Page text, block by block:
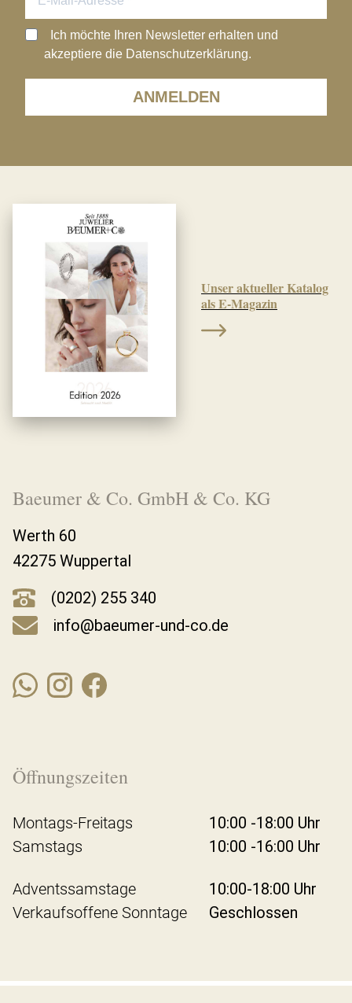
ANMELDEN
Ich möchte Ihren Newsletter erhalten und
akzeptiere die Datenschutzerklärung.
Unser aktueller Katalog
als E-Magazin
Baeumer & Co. GmbH & Co. KG
Werth 60
42275 Wuppertal
(0202) 255 340
info@baeumer-und-co.de
Öffnungszeiten
Montags-Freitags
10:00 -18:00 Uhr
Samstags
10:00 -16:00 Uhr
Adventssamstage
10:00-18:00 Uhr
Verkaufsoffene Sonntage
Geschlossen